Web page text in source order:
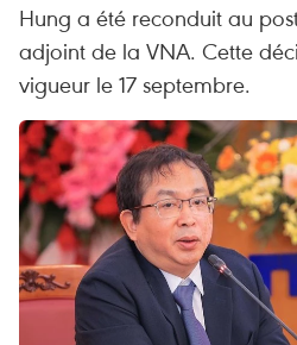
Hung a été reconduit au
adjoint de la VNA. Cette
vigueur le 17 septembre.